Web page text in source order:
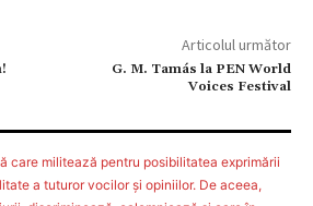
Articolul următor
G. M. Tamás la PEN World
Voices Festival
care militează pentru posibilitatea exprimării
a tuturor vocilor şi opiniilor. De aceea,